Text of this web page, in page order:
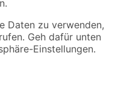
Angebote sind unter
Verfügbarkeiten beziehen
Artikel mit Speditionsversand, hier